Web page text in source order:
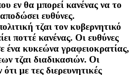
εν θα μπορεί κανένας να το
ευθύνες.
τζαι τον κυβερνητικό
ποττέ κανένας. Οι ευθύνες
ένα κυκεώνα γραφειοκρατίας,
τζαι διαδικασιών. Οι
με τες διερευνητικές